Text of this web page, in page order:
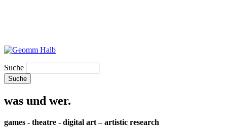
Suche
was und wer.
games - theatre - digital art – artistic research